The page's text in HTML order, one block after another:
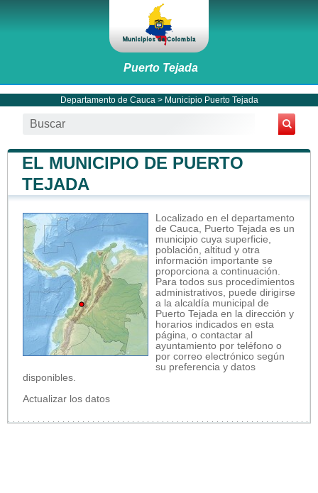
Puerto Tejada
Departamento de Cauca > Municipio Puerto Tejada
EL MUNICIPIO DE PUERTO
TEJADA
Localizado en el departamento
de Cauca, Puerto Tejada es un
municipio cuya superficie,
población, altitud y otra
información importante se
proporciona a continuación.
Para todos sus procedimientos
administrativos, puede dirigirse
a la alcaldía municipal de
Puerto Tejada en la dirección y
horarios indicados en esta
página, o contactar al
ayuntamiento por teléfono o
por correo electrónico según
su preferencia y datos
disponibles.
Actualizar los datos